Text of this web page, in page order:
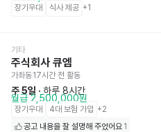
장기우대 식사 제공 +1
기타
주식회사 큐엠
가좌동17시간 전 활동
주 5일 · 하루 8시간
월급 2,500,000원
장기우대 4대 보험 가입 +2
공고 내용을 잘 설명해 주었어요 1